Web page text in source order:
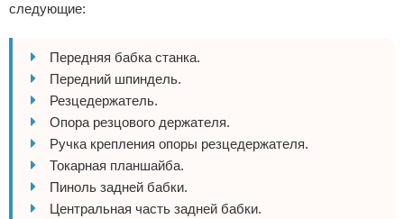
следующие:
Передняя бабка станка.
Передний шпиндель.
Резцедержатель.
Опора резцового держателя.
Ручка крепления опоры резцедержателя.
Токарная планшайба.
Пиноль задней бабки.
Центральная часть задней бабки.